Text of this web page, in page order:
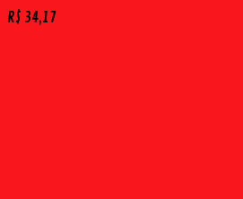
R$ 34,17